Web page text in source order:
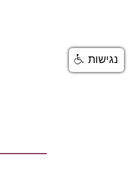
נגישות